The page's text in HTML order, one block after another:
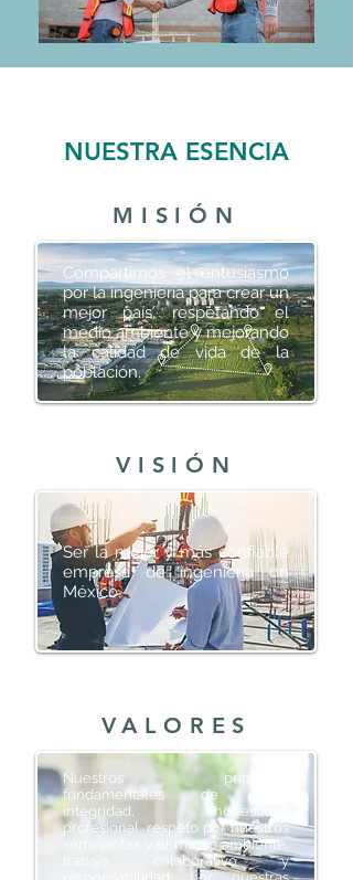
NUESTRA ESENCIA
MISIÓN
Compartimos el entusiasmo
por la ingeniería para crear un
mejor país, respetando el
medio ambiente y mejorando
la calidad de vida de la
población.
VISIÓN
Ser la mejor y más confiable
empresa de ingeniería en
México.
VALORES
Nuestros principios
fundamentales de ética,
integridad, honestidad
profesional, respeto por nuestros
semejantes y el medio ambiente,
trabajo colaborativo y